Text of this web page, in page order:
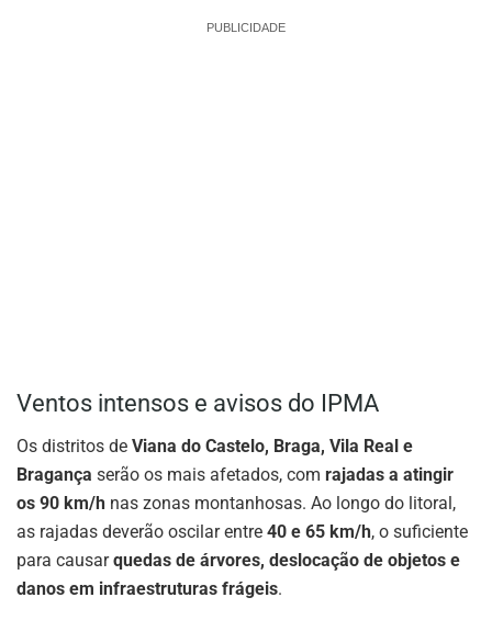
PUBLICIDADE
Ventos intensos e avisos do IPMA
Os distritos de Viana do Castelo, Braga, Vila Real e
Bragança serão os mais afetados, com rajadas a atingir
os 90 km/h nas zonas montanhosas. Ao longo do litoral,
as rajadas deverão oscilar entre 40 e 65 km/h, o suficiente
para causarquedas de árvores, deslocação de objetos e
danos em infraestruturas frágeis.